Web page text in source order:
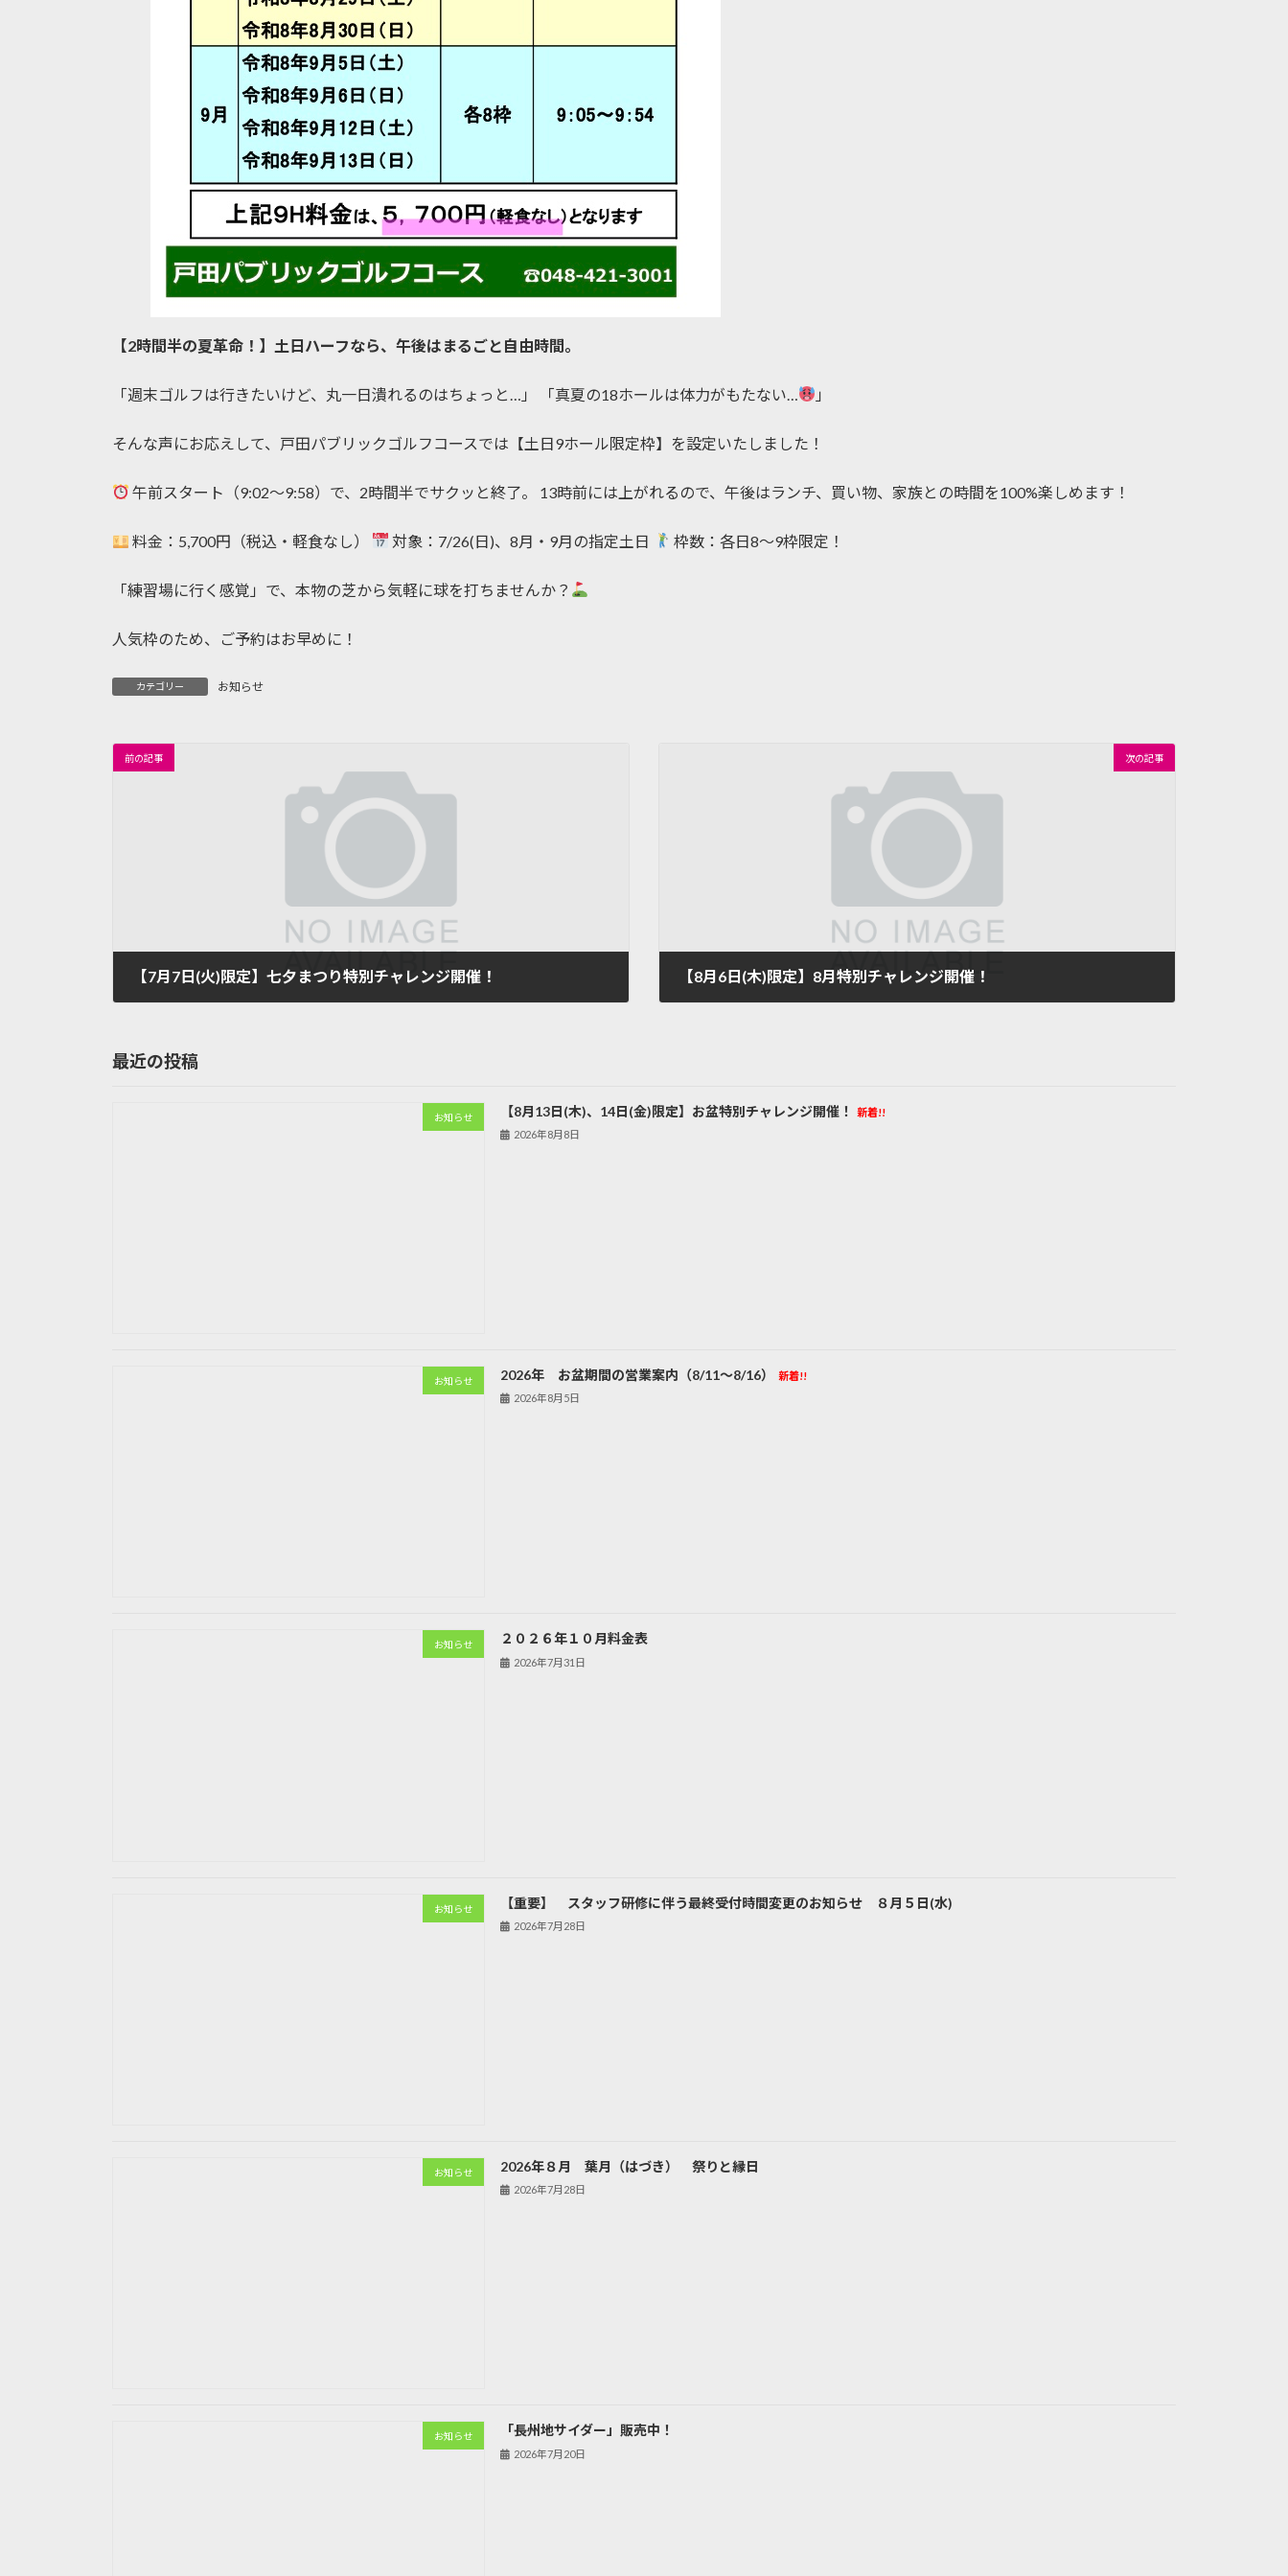
【2時間半の夏革命！】土日ハーフなら、午後はまるごと自由時間。
「週末ゴルフは行きたいけど、丸一日潰れるのはちょっと…」 「真夏の18ホールは体力がもたない… 」
そんな声にお応えして、戸田パブリックゴルフコースでは【土日9ホール限定枠】を設定いたしました！
午前スタート（9:02〜9:58）で、2時間半でサクッと終了。 13時前には上がれるので、午後はランチ、買い物、家族との時間を100%楽しめます！
料金：5,700円（税込・軽食なし） 対象：7/26(日)、8月・9月の指定土日 枠数：各日8〜9枠限定！
「練習場に行く感覚」で、本物の芝から気軽に球を打ちませんか？
人気枠のため、ご予約はお早めに！
カテゴリー お知らせ
前の記事
【7月7日(火)限定】七夕まつり特別チャレンジ開催！
次の記事
【8月6日(木)限定】8月特別チャレンジ開催！
最近の投稿
お知らせ 【8月13日(木)、14日(金)限定】お盆特別チャレンジ開催！
新着!!
2026年8月8日
お知らせ 2026年 お盆期間の営業案内（8/11～8/16）
新着!!
2026年8月5日
お知らせ ２０２６年１０月料金表
2026年7月31日
お知らせ 【重要】 スタッフ研修に伴う最終受付時間変更のお知らせ ８月５日(水)
2026年7月28日
お知らせ 2026年８月 葉月（はづき） 祭りと縁日
2026年7月28日
お知らせ 「長州地サイダー」販売中！
2026年7月20日